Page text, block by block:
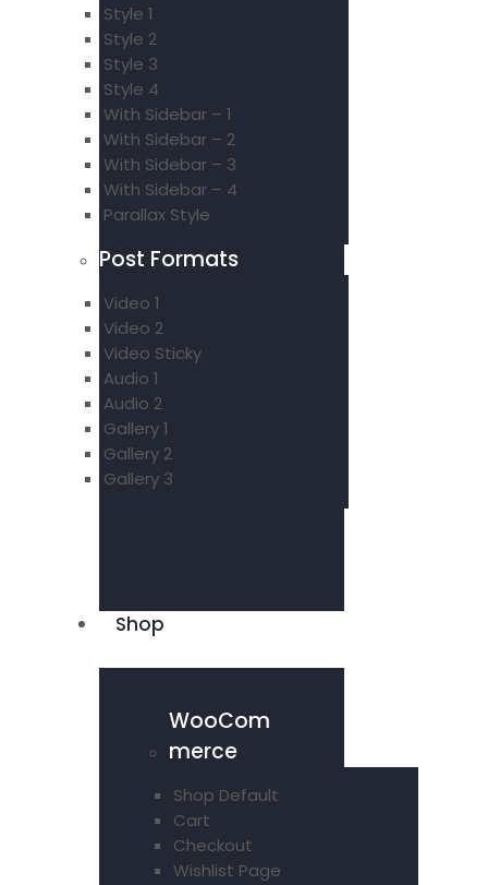
Style 1
Style 2
Style 3
Style 4
With Sidebar – 1
With Sidebar – 2
With Sidebar – 3
With Sidebar – 4
Parallax Style
Post Formats
Video 1
Video 2
Video Sticky
Audio 1
Audio 2
Gallery 1
Gallery 2
Gallery 3
Shop
WooCom
merce
Shop Default
Cart
Checkout
Wishlist Page